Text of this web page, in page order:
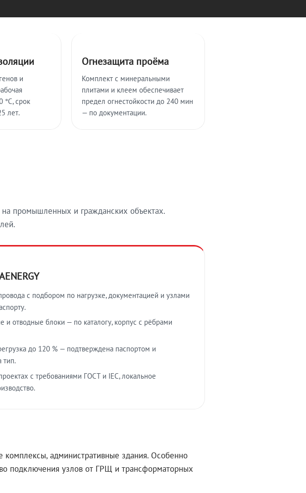
и
°C, срок
лет.
Огнезащита проёма
Комплект с минеральными
плитами и клеем обеспечивает
предел огнестойкости до 240 мин
— по документации.
промышленных и гражданских объектах.
с подбором по нагрузке, документацией и узлами
и отводные блоки — по каталогу, корпус с рёбрами
до 120 % — подтверждена паспортом и
тип.
с требованиями ГОСТ и IEC, локальное
административные здания. Особенно
подключения узлов от ГРЩ и трансформаторных